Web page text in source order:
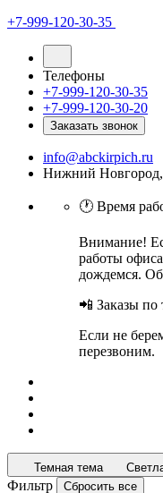
+7-999-120-30-35
Телефоны
+7-999-120-30-35
+7-999-120-30-20
Заказать звонок
info@abckirpich.ru
Нижний
🕐 Время
Внимание!
работы
дождемся.
📲 Заказы по
Если не
перезвоним.
Темная тема
Фильтр Сбросить все